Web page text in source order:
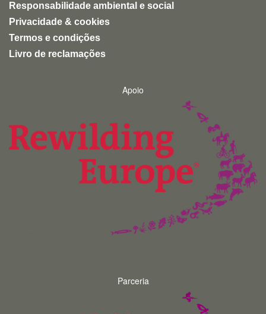
Responsabilidade ambiental e social
Privacidade & cookies
Termos e condições
Livro de reclamações
Apoio
Parceria